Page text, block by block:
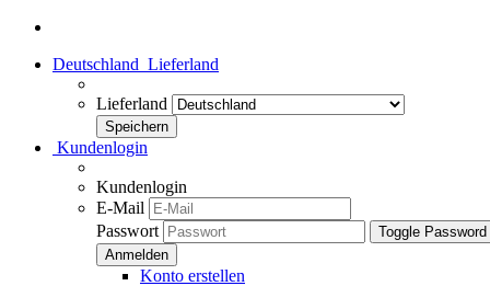
Deutschland Lieferland
Lieferland
Kundenlogin
Kundenlogin
E-Mail
Passwort
Toggle
Konto erstellen